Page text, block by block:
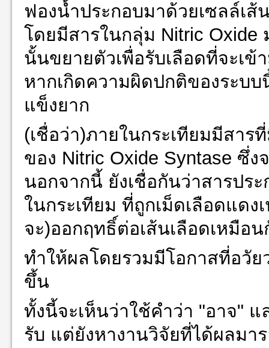
ฟองน้ำประกอบมาด้วยเซลล์เส้
โดยมีสารในกลุ่ม Nitric Oxide
นั้นขยายตัวเพื่อรับเลือดที่จะเข้
หากเกิดความผิดปกติของระบ
แข็งยาก
(เชื่อว่า)ภายในกระเทียมมีสา
ของ Nitric Oxide Syntase ซึ่
นอกจากนี้ ยังเชื่อกันว่าสารปร
ในกระเทียม ที่ถูกเม็ดเลือดแดง
จะ)ออกฤทธิ์ต่อเส้นเลือดเหมือ
ทำให้ผลโดยรวมมีโอกาสที่อวั
ขึ้น
ทั้งนี้จะเห็นว่าใช้คำว่า "อาจ"
รับ แต่ยังหางานวิจัยที่ได้ผลมา